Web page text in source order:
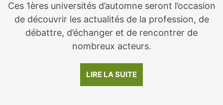
Ces 1ères universités d’automne seront l’occasion
de découvrir les actualités de la profession, de
débattre, d’échanger et de rencontrer de
nombreux acteurs.
LIRE LA SUITE